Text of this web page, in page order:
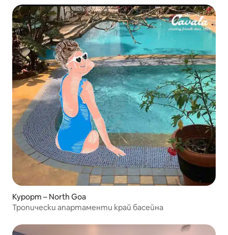
Курорт – North Goa
Тропически апартаменти край басейна